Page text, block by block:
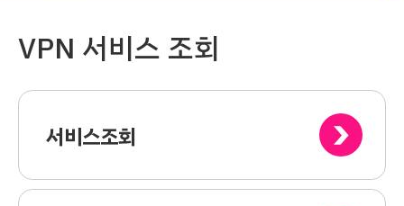
VPN 서비스 조회
서비스조회